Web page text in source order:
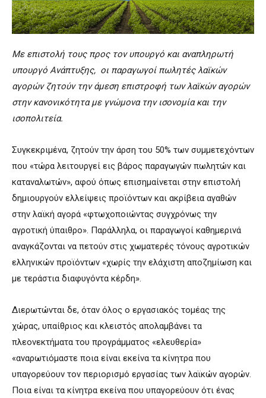
Με επιστολή τους προς τον υπουργό και αναπληρωτή
υπουργό Ανάπτυξης, οι παραγωγοί πωλητές λαϊκών
αγορών ζητούν την άμεση επιστροφή των λαϊκών αγορών
στην κανονικότητα με γνώμονα την ισονομία και την
ισοπολιτεία.
Συγκεκριμένα, ζητούν την άρση του 50% των συμμετεχόντων
που «τώρα λειτουργεί εις βάρος παραγωγών πωλητών και
καταναλωτών», αφού όπως επισημαίνεται στην επιστολή
δημιουργούν ελλείψεις προϊόντων και ακρίβεια αγαθών
στην λαϊκή αγορά «φτωχοποιώντας συγχρόνως την
αγροτική ύπαιθρο». Παράλληλα, οι παραγωγοί καθημερινά
αναγκάζονται να πετούν στις χωματερές τόνους αγροτικών
ελληνικών προϊόντων «χωρίς την ελάχιστη αποζημίωση και
με τεράστια διαφυγόντα κέρδη».
Διερωτώνται δε, όταν όλος ο εργασιακός τομέας της
χώρας, υπαίθριος και κλειστός απολαμβάνει τα
πλεονεκτήματα του προγράμματος «ελευθερία»
«αναρωτιόμαστε ποια είναι εκείνα τα κίνητρα που
υπαγορεύουν τον περιορισμό εργασίας των λαϊκών αγορών.
Ποια είναι τα κίνητρα εκείνα που υπαγορεύουν ότι ένας